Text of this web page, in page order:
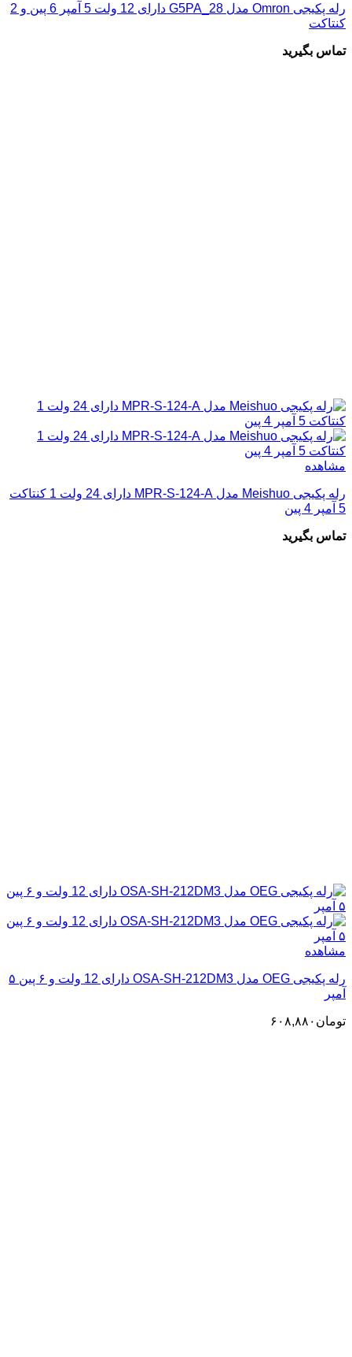
رله پکیجی Omron مدل G5PA_28 دارای 12 ولت 5 آمپر 6 پین و 2
کنتاکت
تماس بگیرید
مشاهده
رله پکیجی Meishuo مدل MPR-S-124-A دارای 24 ولت 1 کنتاکت
5 آمپر 4 پین
تماس بگیرید
مشاهده
رله پکیجی OEG مدل OSA-SH-212DM3 دارای 12 ولت و ۶ پین ۵
آمپر
تومان ۶۰۸,۸۸۰